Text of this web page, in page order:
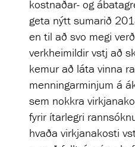
kostnaðar- og
geta nýtt sumarið
en til að svo megi
verkheimildir vstj að
kemur að láta vinna
menningarminjum á
sem nokkra
fyrir ítarlegri
hvaða virkjanakosti